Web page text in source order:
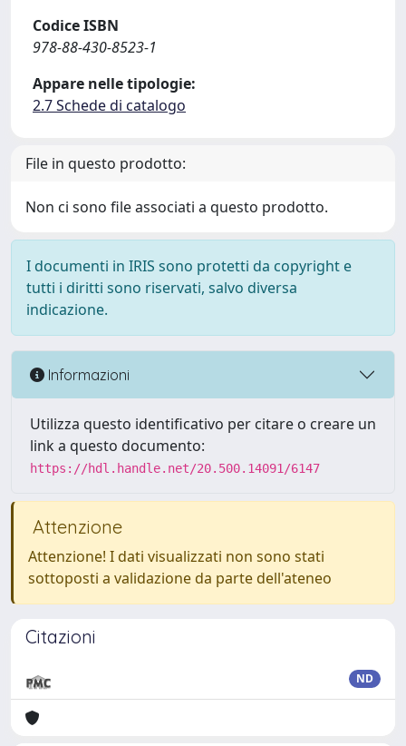
Codice ISBN
978-88-430-8523-1
Appare nelle tipologie:
2.7 Schede di catalogo
File in questo prodotto:
Non ci sono file associati a questo prodotto.
I documenti in IRIS sono protetti da copyright e
tutti i diritti sono riservati, salvo diversa
indicazione.
Informazioni
Utilizza questo identificativo per citare o creare un
link a questo documento:
https://hdl.handle.net/20.500.14091/6147
Attenzione
Attenzione! I dati visualizzati non sono stati
sottoposti a validazione da parte dell'ateneo
Citazioni
ND